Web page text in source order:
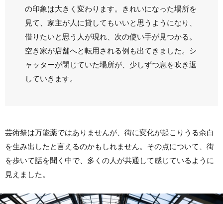
の印象は大きく変わります。きれいになった場所を
見て、家主が人に貸してもいいと思うようになり、
借りたいと思う人が現れ、次の使い手が見つかる。
空き家が店舗へと転用される例も出てきました。シ
ャッターが閉じていた場所が、少しずつ息を吹き返
していきます。
芸術祭は万能薬ではありませんが、街に変化が起こりうる余白
を生み出したと言えるのかもしれません。その点について、街
を歩いて話を聞く中で、多くの人が共通して感じているように
見えました。